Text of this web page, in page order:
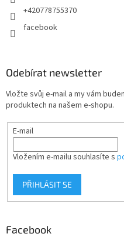
+420778755370
facebook
Odebírat newsletter
Vložte svůj e-mail a my vám
produktech na našem e-shopu.
E-mail
Vložením e-mailu souhlasíte s
PŘIHLÁSIT SE
Facebook